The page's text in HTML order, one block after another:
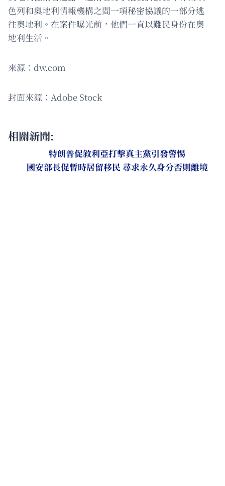
色列和奧地利情報機構之間一項秘密協議的一部分逃
往奧地利。在案件曝光前，他們一直以難民身份在奧
地利生活。
來源：dw.com
封面來源：Adobe Stock
相關新聞:
特朗普促敘利亞打擊真主黨引發警惕
國安部長促暫時居留移民 尋求永久身分否則離境